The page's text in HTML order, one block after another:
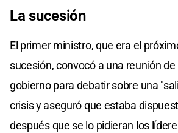
La sucesión
El primer ministro, que era el
sucesión, convocó a una reunión de
gobierno para debatir sobre una
crisis y aseguró que estaba
después que se lo pidieran los